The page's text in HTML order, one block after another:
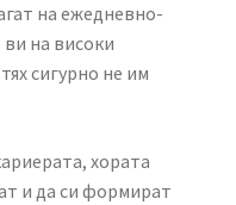
на ежедневно-
ви на високи
сигурно не им
хората
и да си формират